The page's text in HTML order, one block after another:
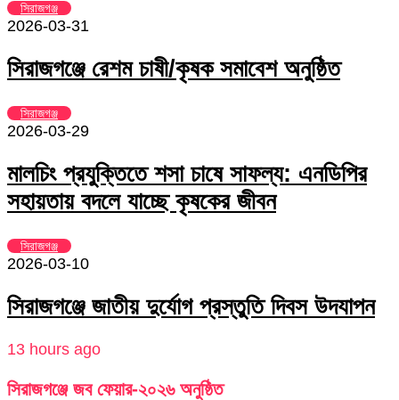
সিরাজগঞ্জ
2026-03-31
সিরাজগঞ্জে রেশম চাষী/কৃষক সমাবেশ অনুষ্ঠিত
সিরাজগঞ্জ
2026-03-29
মালচিং প্রযুক্তিতে শসা চাষে সাফল্য: এনডিপির
সহায়তায় বদলে যাচ্ছে কৃষকের জীবন
সিরাজগঞ্জ
2026-03-10
সিরাজগঞ্জে জাতীয় দুর্যোগ প্রস্তুতি দিবস উদযাপন
13 hours ago
সিরাজগঞ্জে জব ফেয়ার-২০২৬ অনুষ্ঠিত